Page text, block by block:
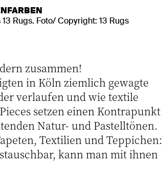
Rugs. Foto/ Copyright: 13 Rugs
zusammen!
in Köln ziemlich gewagte
verlaufen und wie textile
setzen einen Kontrapunkt
Natur- und Pastelltönen.
Textilien und Teppichen:
kann man mit ihnen